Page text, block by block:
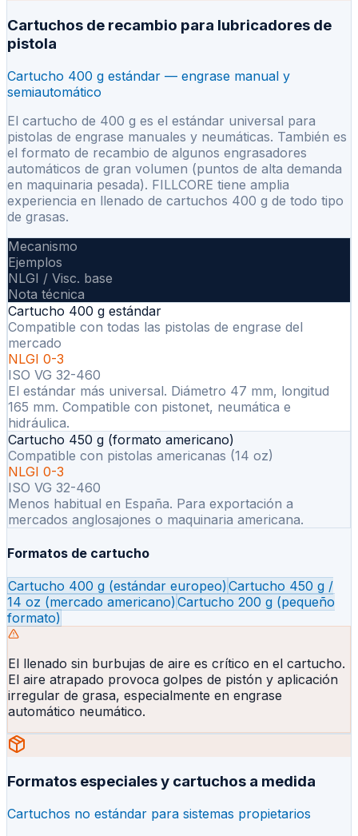
Cartuchos de recambio para lubricadores de
pistola
Cartucho 400 g estándar — engrase manual y
semiautomático
El cartucho de 400 g es el estándar universal para
pistolas de engrase manuales y neumáticas. También es
el formato de recambio de algunos engrasadores
automáticos de gran volumen (puntos de alta demanda
en maquinaria pesada). FILLCORE tiene amplia
experiencia en llenado de cartuchos 400 g de todo tipo
de grasas.
Mecanismo
Ejemplos
NLGI / Visc. base
Nota técnica
Cartucho 400 g estándar
Compatible con todas las pistolas de engrase del
mercado
NLGI 0-3
ISO VG 32-460
El estándar más universal. Diámetro 47 mm, longitud
165 mm. Compatible con pistonet, neumática e
hidráulica.
Cartucho 450 g (formato americano)
Compatible con pistolas americanas (14 oz)
NLGI 0-3
ISO VG 32-460
Menos habitual en España. Para exportación a
mercados anglosajones o maquinaria americana.
Formatos de cartucho
Cartucho 400 g (estándar europeo)Cartucho 450 g /
14 oz (mercado americano)Cartucho 200 g (pequeño
formato)
El llenado sin burbujas de aire es crítico en el cartucho.
El aire atrapado provoca golpes de pistón y aplicación
irregular de grasa, especialmente en engrase
automático neumático.
Formatos especiales y cartuchos a medida
Cartuchos no estándar para sistemas propietarios